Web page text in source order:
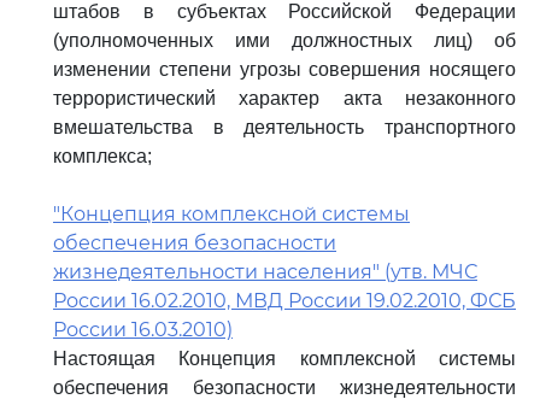
штабов в субъектах Российской Федерации
(уполномоченных ими должностных лиц) об
изменении степени угрозы совершения носящего
террористический характер акта незаконного
вмешательства в деятельность транспортного
комплекса;
"Концепция комплексной системы
обеспечения безопасности
жизнедеятельности населения" (утв. МЧС
России 16.02.2010, МВД России 19.02.2010, ФСБ
России 16.03.2010)
Настоящая Концепция комплексной системы
обеспечения безопасности жизнедеятельности